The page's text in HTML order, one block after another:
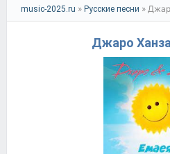
music-2025.ru » Русские песни »
Джаро